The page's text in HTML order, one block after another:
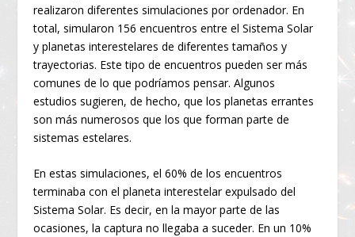
realizaron diferentes simulaciones por ordenador. En
total, simularon 156 encuentros entre el Sistema Solar
y planetas interestelares de diferentes tamaños y
trayectorias. Este tipo de encuentros pueden ser más
comunes de lo que podríamos pensar. Algunos
estudios sugieren, de hecho, que los planetas errantes
son más numerosos que los que forman parte de
sistemas estelares.
En estas simulaciones, el 60% de los encuentros
terminaba con el planeta interestelar expulsado del
Sistema Solar. Es decir, en la mayor parte de las
ocasiones, la captura no llegaba a suceder. En un 10%